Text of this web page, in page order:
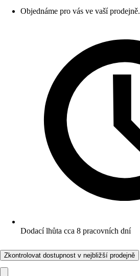
Objednáme pro vás ve vaší prodejně.
Dodací lhůta cca 8 pracovních dní
Zkontrolovat dostupnost v nejbližší prodejně